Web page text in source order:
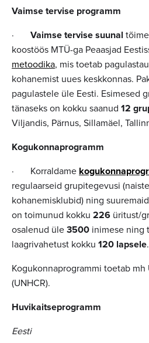
Vaimse tervise programm
· Vaimse tervise suunal
koostöös MTÜ-ga Peaasjad
metoodika, mis toetab
kohanemist uues keskkonnas.
pagulastele üle Eesti. Esimesed
tänaseks on kokku saanud 12
Viljandis, Pärnus, Sillamäel,
Kogukonnaprogramm
· Korraldame
regulaarseid grupitegevusi
kohanemisklubid) ning
on toimunud kokku 226 üritust/
osalenud üle 3500 inimese ning
laagrivahetust kokku 120 lapsele.
Kogukonnaprogrammi toetab mh
(UNHCR).
Huvikaitseprogramm
Eesti